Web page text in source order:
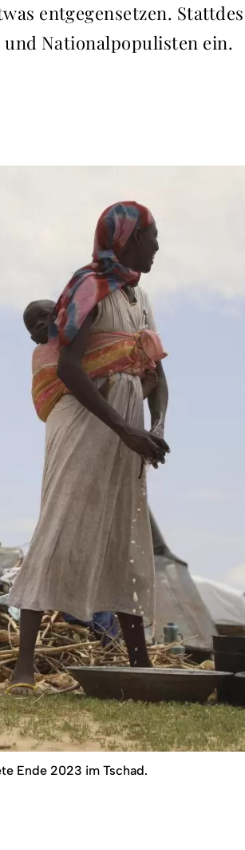
entgegensetzen.
Nationalpopulisten ein.
Ende 2023 im Tschad.